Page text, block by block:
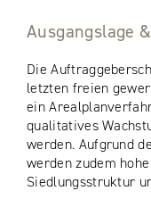
Ausgangslage
Die
letzten freien
ein
qualitatives
werden. Aufgrund
werden zudem
Siedlungsstruktur